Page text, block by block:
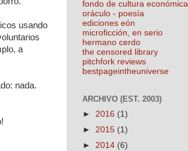
usando
a
nada.
fondo de cultura económica
oráculo - poesía
ediciones eón
microficción, en serio
hermano cerdo
the censored library
pitchfork reviews
bestpageintheuniverse
ARCHIVO (EST. 2003)
► 2016 (1)
► 2015 (1)
► 2014 (6)